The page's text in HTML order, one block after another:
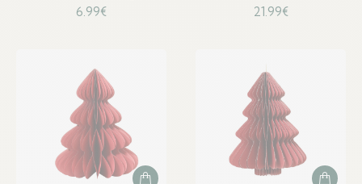
6.99€
21.99€